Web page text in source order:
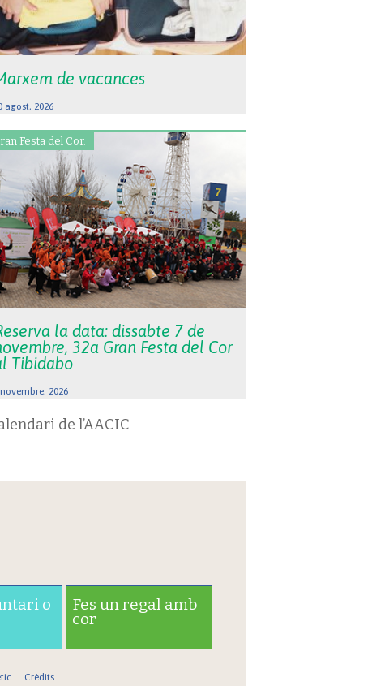
de vacances
agost, 2026
Festa del Cor.
la data: dissabte 7 de
32a Gran Festa del Cor
Tibidabo
2026
de l’AACIC
o Fes un regal amb
cor
Crèdits